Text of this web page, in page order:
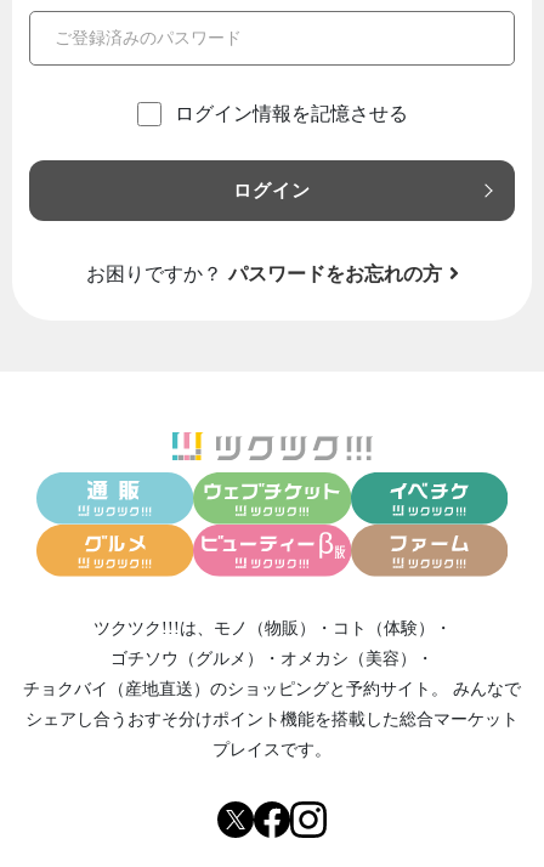
ログイン情報を記憶させる
ログイン
お困りですか？ パスワードをお忘れの方
ツクツク!!!は、 モノ（物販） ・ コト（体験）
・
ゴチソウ（グルメ）
・ オメカシ（美容）
・
チョクバイ（産地直送） のショッピングと予約サイト。
みんなで
シェアし合う おすそ分けポイント機能を搭載した総合マーケット
プレイスです。